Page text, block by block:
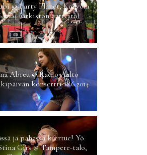
@ Party Planet, Kouvola
(arkiston aarteita)
Abreu @ Radio Aalto
konsertti 12.6.2014
ja pahassa kiertue! Yö
Girs @ Tampere-talo,